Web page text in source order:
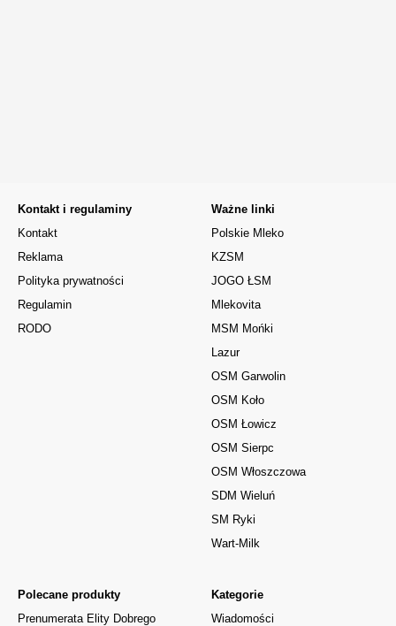
Kontakt i regulaminy
Kontakt
Reklama
Polityka prywatności
Regulamin
RODO
Kategorie
Wiadomości
Polecane produkty
Prenumerata Elity Dobrego
Ważne linki
Polskie Mleko
KZSM
JOGO ŁSM
Mlekovita
MSM Mońki
Lazur
OSM Garwolin
OSM Koło
OSM Łowicz
OSM Sierpc
OSM Włoszczowa
SDM Wieluń
SM Ryki
Wart-Milk